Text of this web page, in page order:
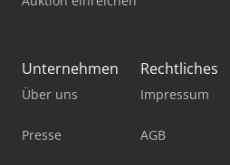
Unternehmen
Über uns
Presse
Rechtliches
Impressum
AGB